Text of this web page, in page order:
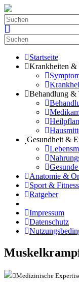
Startseite
Krankheiten &
Behandlung &
Gesundheit &
Anatomie &
Sport & Fitness
Ratgeber
Impressum
Datenschutz
Medizinische